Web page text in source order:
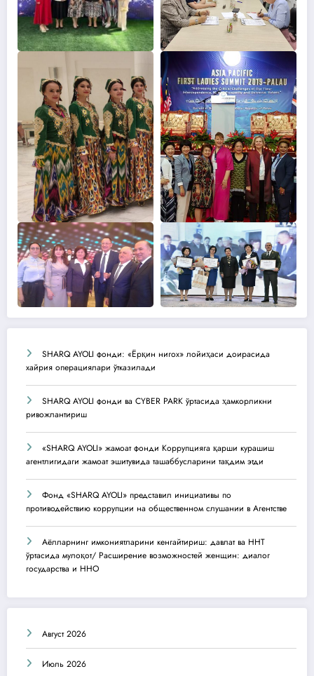
SHARQ AYOLI фонди: «Ёрқин нигох» лойиҳаси доирасида
хайрия операциялари ўтказилади
SHARQ AYOLI фонди ва CYBER PARK ўртасида ҳамкорликни
ривожлантириш
«SHARQ AYOLI» жамоат фонди Коррупцияга қарши курашиш
агентлигидаги жамоат эшитувида ташаббусларини тақдим этди
Фонд «SHARQ AYOLI» представил инициативы по
противодействию коррупции на общественном слушании в Агентстве
Аёлларнинг имкониятларини кенгайтириш: давлат ва ННТ
ўртасида мулоқот/ Расширение возможностей женщин: диалог
государства и ННО
Август 2026
Июль 2026